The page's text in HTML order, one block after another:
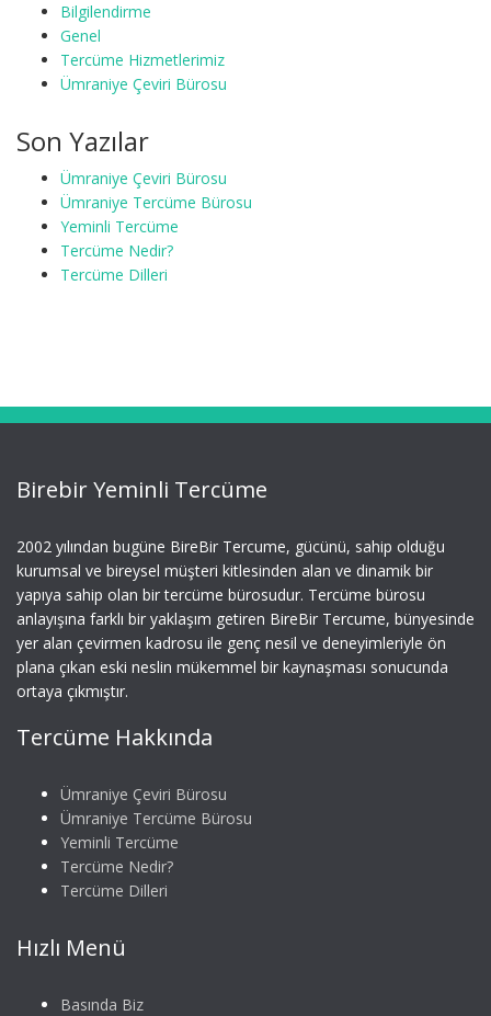
Bilgilendirme
Genel
Tercüme Hizmetlerimiz
Ümraniye Çeviri Bürosu
Son Yazılar
Ümraniye Çeviri Bürosu
Ümraniye Tercüme Bürosu
Yeminli Tercüme
Tercüme Nedir?
Tercüme Dilleri
Birebir Yeminli Tercüme
2002 yılından bugüne BireBir Tercume, gücünü, sahip olduğu
kurumsal ve bireysel müşteri kitlesinden alan ve dinamik bir
yapıya sahip olan bir tercüme bürosudur. Tercüme bürosu
anlayışına farklı bir yaklaşım getiren BireBir Tercume, bünyesinde
yer alan çevirmen kadrosu ile genç nesil ve deneyimleriyle ön
plana çıkan eski neslin mükemmel bir kaynaşması sonucunda
ortaya çıkmıştır.
Tercüme Hakkında
Ümraniye Çeviri Bürosu
Ümraniye Tercüme Bürosu
Yeminli Tercüme
Tercüme Nedir?
Tercüme Dilleri
Hızlı Menü
Basında Biz